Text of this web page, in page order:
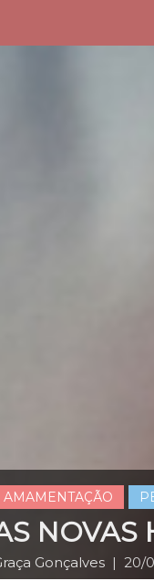
AMAMENTAÇÃO
NOVAS
Gonçalves | 20/